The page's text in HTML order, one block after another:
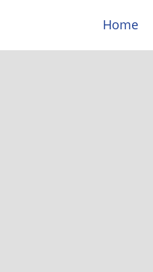
Home